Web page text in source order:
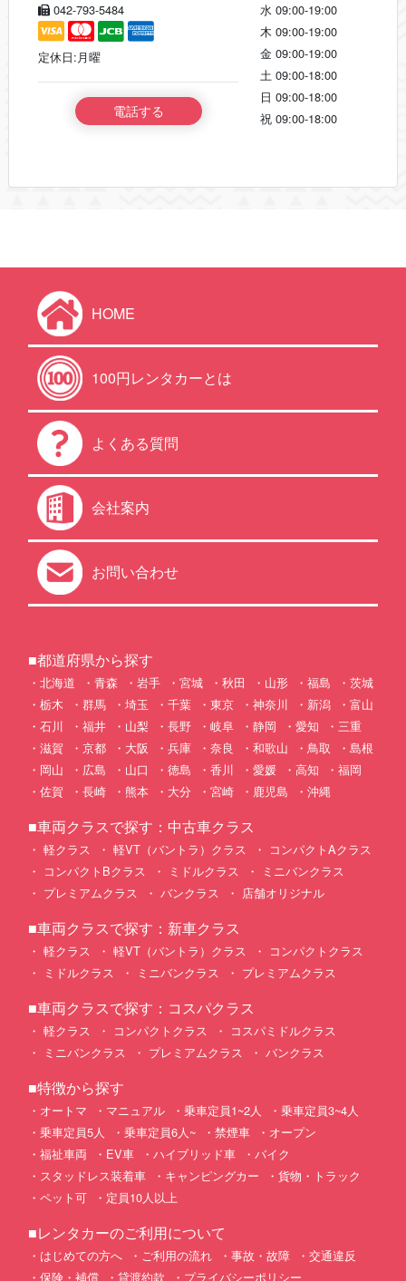
042-793-5484
定休日:月曜
電話する
水 09:00-19:00
木 09:00-19:00
金 09:00-19:00
土 09:00-18:00
日 09:00-18:00
祝 09:00-18:00
HOME
100円レンタカーとは
よくある質問
会社案内
お問い合わせ
■都道府県から探す
北海道 青森 岩手 宮城 秋田 山形 福島
茨城
栃木
群馬 埼玉 千葉 東京 神奈川 新潟
富山
石川
福井 山梨 長野 岐阜 静岡 愛知
三重
滋賀
京都 大阪 兵庫 奈良 和歌山 鳥取
島根
岡山
広島 山口 徳島 香川 愛媛 高知
福岡
佐賀
長崎 熊本 大分 宮崎 鹿児島 沖縄
■車両クラスで探す：中古車クラス
軽クラス 軽VT（バントラ）クラス
コンパクトAクラス
コンパクトBクラス
ミドルクラス
ミニバンクラス
プレミアムクラス
バンクラス 店舗オリジナル
■車両クラスで探す：新車クラス
軽クラス 軽VT（バントラ）クラス
コンパクトクラス
ミドルクラス
ミニバンクラス プレミアムクラス
■車両クラスで探す：コスパクラス
軽クラス コンパクトクラス
コスパミドルクラス
ミニバンクラス
プレミアムクラス バンクラス
■特徴から探す
オートマ マニュアル 乗車定員1~2人
乗車定員3~4人
乗車定員5人
乗車定員6人~ 禁煙車
オープン
福祉車両
EV車 ハイブリッド車
バイク
スタッドレス装着車
キャンピングカー
貨物・トラック
ペット可
定員10人以上
■レンタカーのご利用について
はじめての方へ ご利用の流れ 事故・故障
交通違反
保険・補償
貸渡約款 プライバシーポリシー